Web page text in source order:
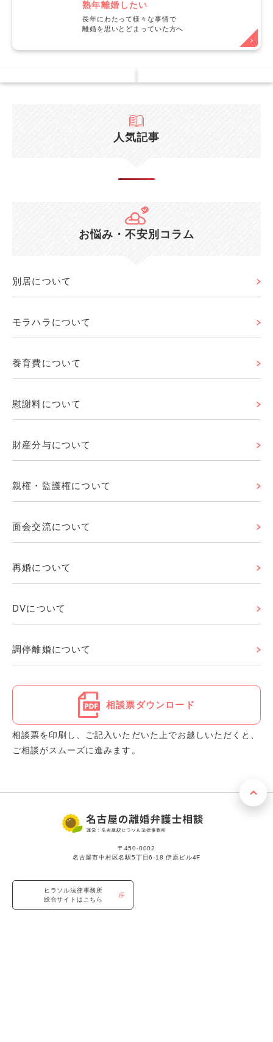
熟年離婚したい
長年にわたって様々な事情で
離婚を思いとどまっていた方へ
人気記事
お悩み・不安別コラム
別居について
モラハラについて
養育費について
慰謝料について
財産分与について
親権・監護権について
面会交流について
再婚について
DVについて
調停離婚について
相談票ダウンロード
相談票を印刷し、ご記入いただいた上でお越しいただくと、
ご相談がスムーズに進みます。
〒450-0002
名古屋市中村区名駅5丁目6-18 伊原ビル4F
ヒラソル法律事務所
総合サイトはこちら